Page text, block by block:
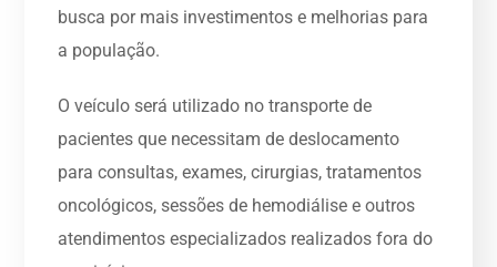
busca por mais investimentos e melhorias para
a população.
O veículo será utilizado no transporte de
pacientes que necessitam de deslocamento
para consultas, exames, cirurgias, tratamentos
oncológicos, sessões de hemodiálise e outros
atendimentos especializados realizados fora do